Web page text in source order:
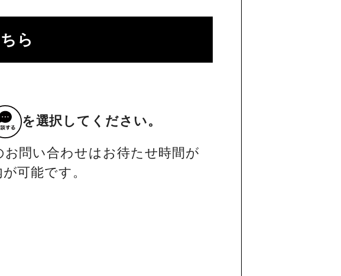
ら
を選択してください。
問い合わせはお待たせ時間が
可能です。